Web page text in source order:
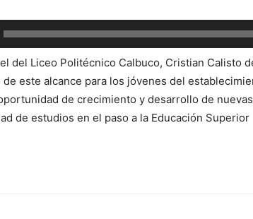
del Liceo Politécnico Calbuco, Cristian Calisto
de este alcance para los jóvenes del
de crecimiento y desarrollo de
de estudios en el paso a la Educación Superior